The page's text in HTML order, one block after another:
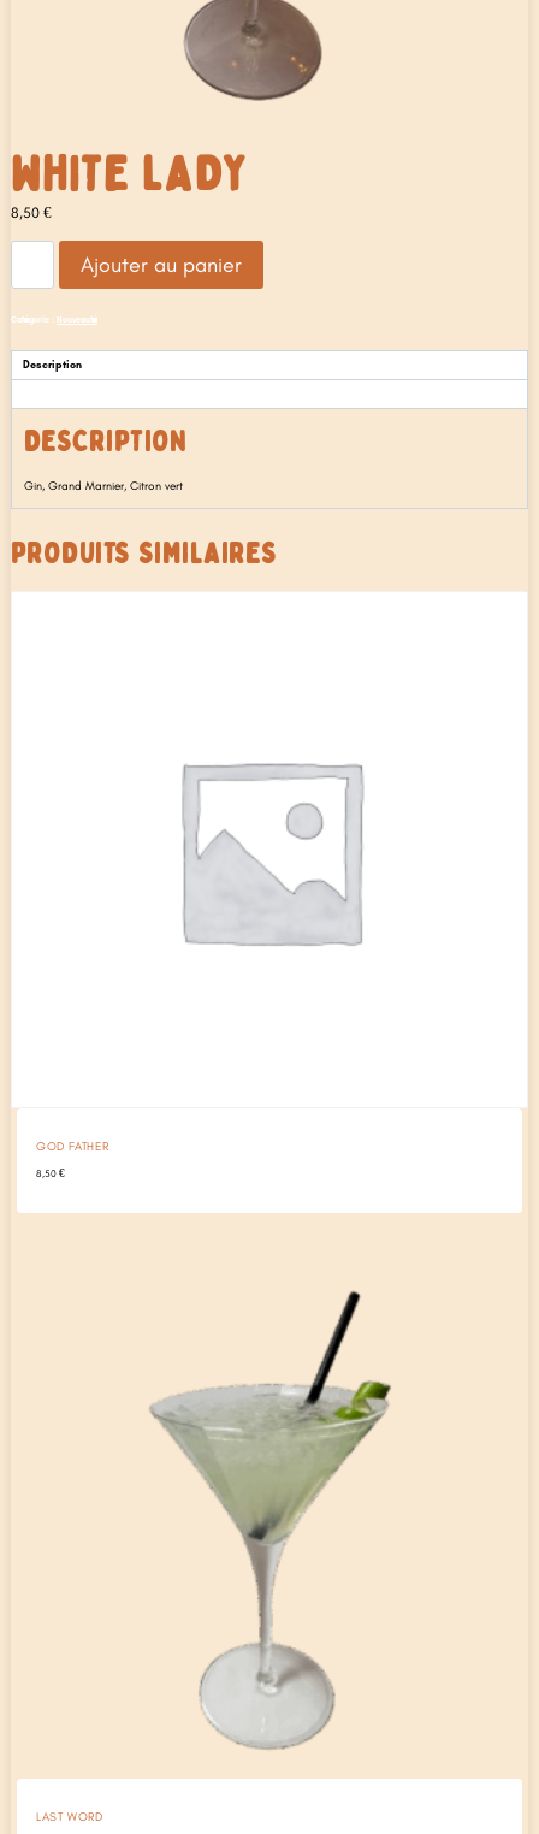
WHITE LADY
8,50 €
White
Ajouter au panier
Catégorie : Nouveauté
Description
DESCRIPTION
Gin, Grand Marnier, Citron vert
PRODUITS SIMILAIRES
GOD FATHER
8,50 €
LAST WORD